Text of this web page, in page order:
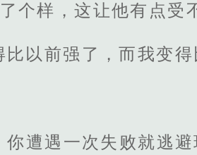
个样，这让他有点受
比以前强了，而我变
你遭遇一次失败就逃